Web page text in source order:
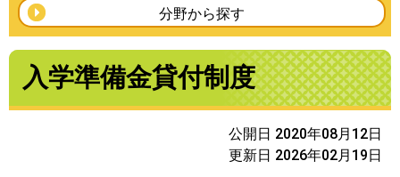
分野から探す
入学準備金貸付制度
公開日 2020年08月12日
更新日 2026年02月19日